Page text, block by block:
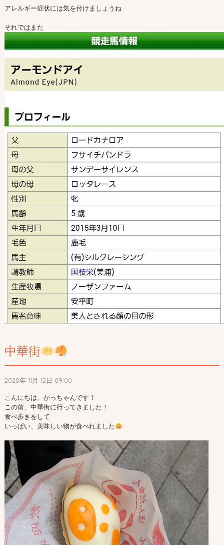
アレルギー症状には気を付けましょうね
中華街
2020年 11月 12日 09:00
こんにちは、かっちゃんです！
この前、中華街に行ってきました！
食べ歩きをして
いっぱい、美味しい物が食べれました